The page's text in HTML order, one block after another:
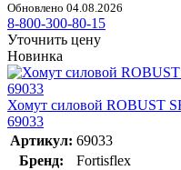
Обновлено 04.08.2026
8-800-300-80-15
Уточнить цену
Новинка
Хомут силовой ROBUST
69033
Артикул: 69033
Бренд:
Fortisflex